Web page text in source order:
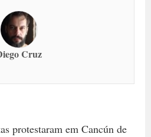
Cruz
protestaram em Cancún de